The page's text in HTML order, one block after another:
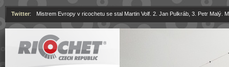
Ricochet
Twitter: Mistrem Evropy v ricochetu se stal Martin Volf. 2. Jan Pulkráb, 3. Petr Malý.